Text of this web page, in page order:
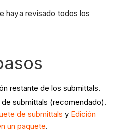
haya revisado todos los
restante de los submittals.
submittals (recomendado).
de submittals y Edición
un paquete.